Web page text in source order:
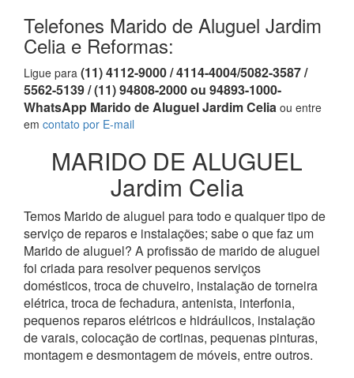
Telefones Marido de Aluguel Jardim
Celia e Reformas:
Ligue para (11) 4112-9000 / 4114-4004/5082-3587 /
5562-5139 / (11) 94808-2000 ou 94893-1000-
WhatsApp Marido de Aluguel Jardim Celia ou entre
em contato por E-mail
MARIDO DE ALUGUEL
Jardim Celia
Temos Marido de aluguel para todo e qualquer tipo de
serviço de reparos e instalações; sabe o que faz um
Marido de aluguel? A profissão de marido de aluguel
foi criada para resolver pequenos serviços
domésticos, troca de chuveiro, instalação de torneira
elétrica, troca de fechadura, antenista, interfonia,
pequenos reparos elétricos e hidráulicos, instalação
de varais, colocação de cortinas, pequenas pinturas,
montagem e desmontagem de móveis, entre outros.